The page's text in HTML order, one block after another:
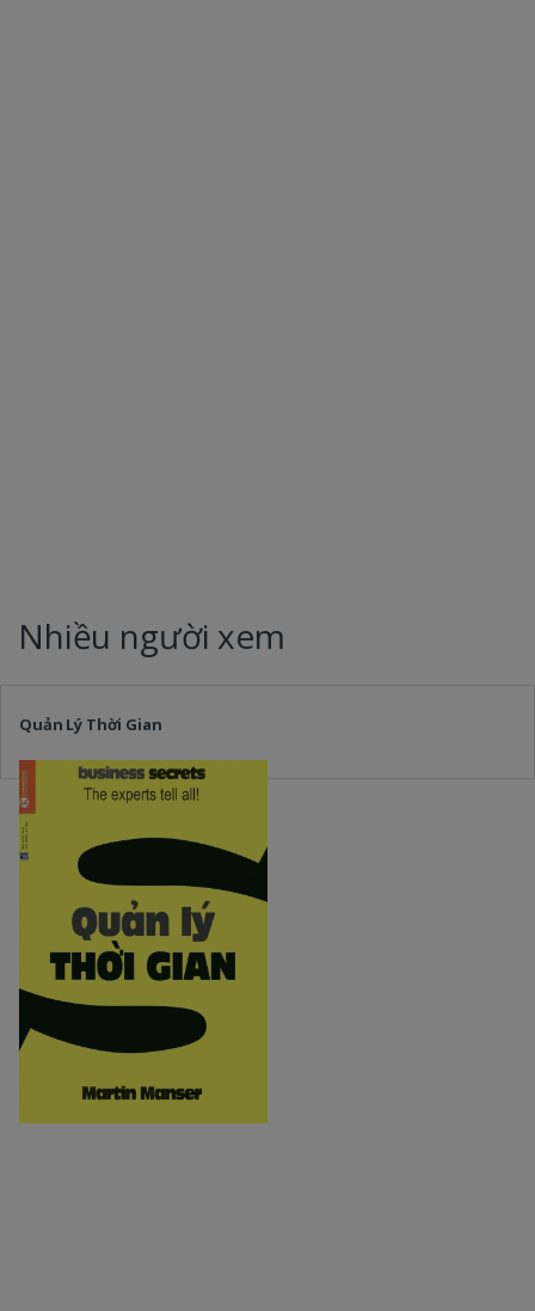
Nhiều người xem
Quản Lý Thời Gian